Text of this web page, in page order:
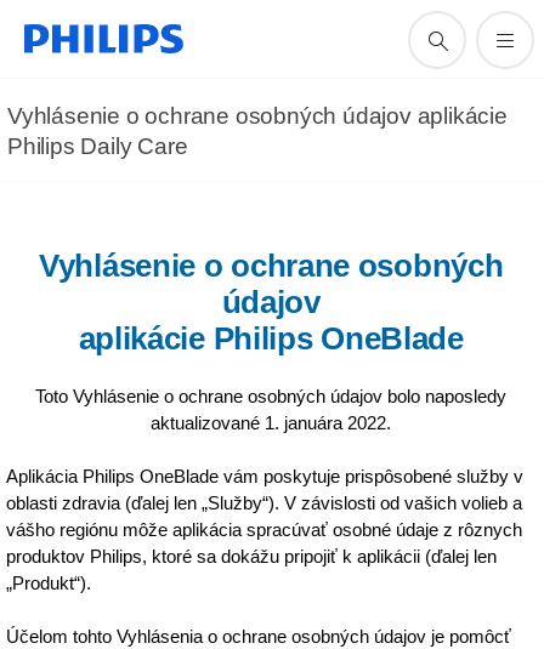
Vyhlásenie o ochrane osobných údajov aplikácie
Philips Daily Care
Vyhlásenie o ochrane osobných
údajov
aplikácie Philips OneBlade
Toto Vyhlásenie o ochrane osobných údajov bolo naposledy
aktualizované 1. januára 2022.
Aplikácia Philips OneBlade vám poskytuje prispôsobené služby v
oblasti zdravia (ďalej len „Služby“). V závislosti od vašich volieb a
vášho regiónu môže aplikácia spracúvať osobné údaje z rôznych
produktov Philips, ktoré sa dokážu pripojiť k aplikácii (ďalej len
„Produkt“).
Účelom tohto Vyhlásenia o ochrane osobných údajov je pomôcť